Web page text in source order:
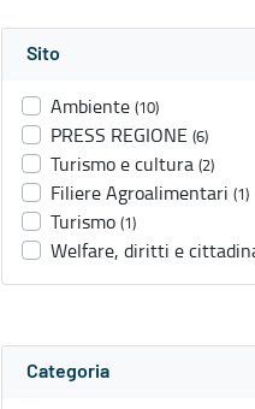
Sito
Ambiente (10)
PRESS REGIONE (6)
Turismo e cultura (2)
Filiere Agroalimentari (1)
Turismo (1)
Welfare, diritti e
Categoria